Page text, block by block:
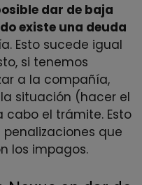
dar de baja
existe una deuda
Esto sucede igual
si tenemos
a la compañía,
situación (hacer el
el trámite. Esto
que
los impagos.